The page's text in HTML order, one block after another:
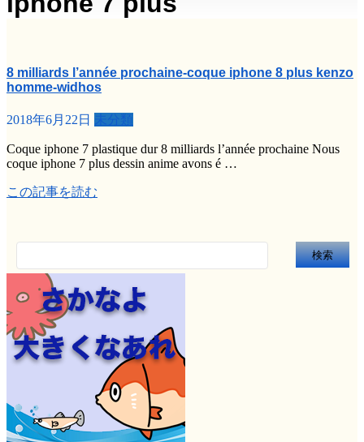
8 milliards l’année prochaine-coque iphone 8 plus kenzo
homme-widhos
2018年6月22日 未分類
Coque iphone 7 plastique dur 8 milliards l’année prochaine Nous
coque iphone 7 plus dessin anime avons é …
この記事を読む
索: